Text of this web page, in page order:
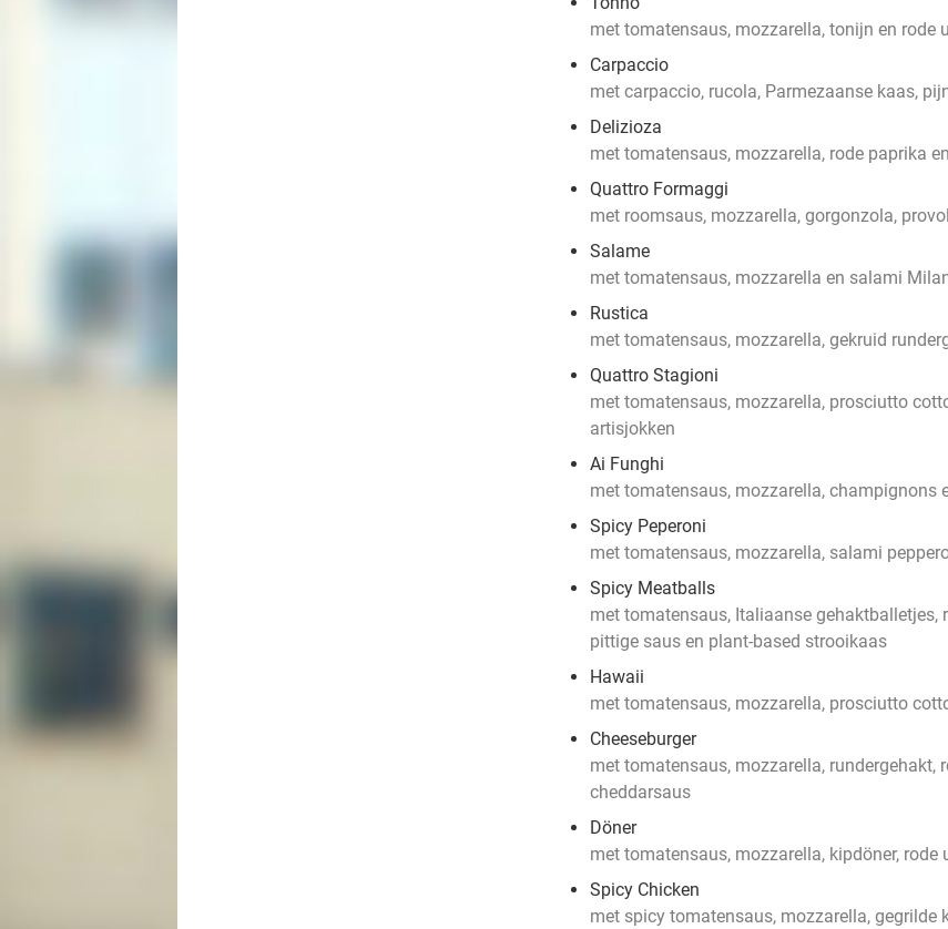
met tomatensaus, mozzarella, tonijn en rode
Carpaccio
met carpaccio, rucola, Parmezaanse kaas,
Delizioza
met tomatensaus, mozzarella, rode paprika
Quattro Formaggi
met roomsaus, mozzarella, gorgonzola,
Salame
met tomatensaus, mozzarella en salami
Rustica
met tomatensaus, mozzarella, gekruid
Quattro Stagioni
met tomatensaus, mozzarella, prosciutto
artisjokken
Ai Funghi
met tomatensaus, mozzarella, champignons
Spicy Peperoni
met tomatensaus, mozzarella, salami
Spicy Meatballs
met tomatensaus, Italiaanse gehaktballetjes,
pittige saus en plant-based strooikaas
Hawaii
met tomatensaus, mozzarella, prosciutto
Cheeseburger
met tomatensaus, mozzarella, rundergehakt,
cheddarsaus
Döner
met tomatensaus, mozzarella, kipdöner, rode
Spicy Chicken
met spicy tomatensaus, mozzarella, gegrilde